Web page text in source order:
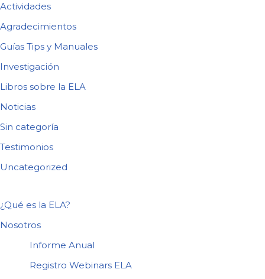
Actividades
Agradecimientos
Guías Tips y Manuales
Investigación
Libros sobre la ELA
Noticias
Sin categoría
Testimonios
Uncategorized
¿Qué es la ELA?
Nosotros
Informe Anual
Registro Webinars ELA